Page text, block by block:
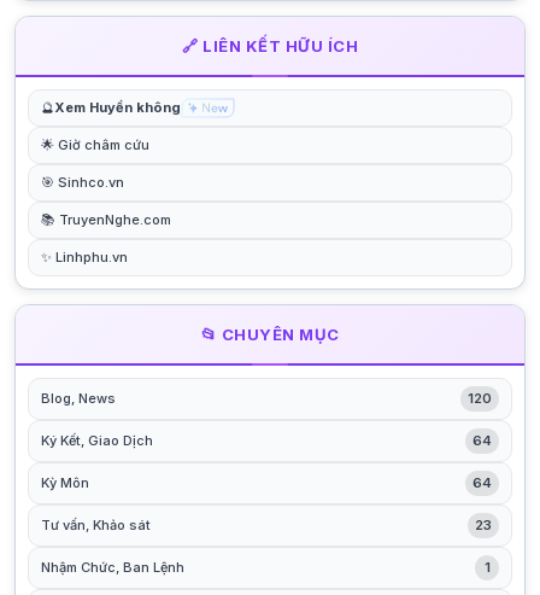
🔗 LIÊN KẾT HỮU ÍCH
🔮Xem Huyền không
🌟 Giờ châm cứu
🎯 Sinhco.vn
📚 TruyenNghe.com
✨ Linhphu.vn
📂 CHUYÊN MỤC
Blog, News 120
Ký Kết, Giao Dịch 64
Kỳ Môn 64
Tư vấn, Khảo sát 23
Nhậm Chức, Ban Lệnh 1